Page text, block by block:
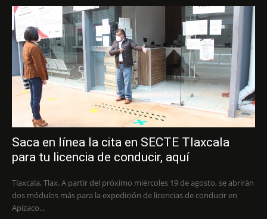
Saca en línea la cita en SECTE Tlaxcala
para tu licencia de conducir, aquí
Tlaxcala, Tlax. A partir del próximo miércoles 19 de agosto, se abrirán
dos módulos más para la expedición de licencias de conducir en
Apizaco...